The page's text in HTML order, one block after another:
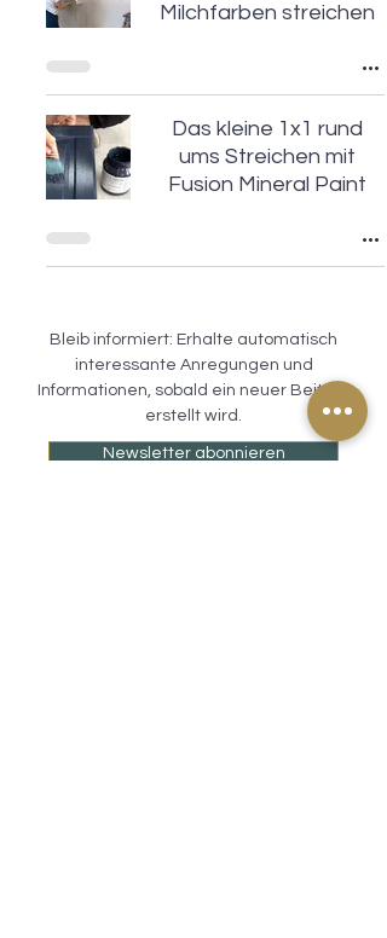
Milchfarben streichen
Das kleine 1x1 rund
ums Streichen mit
Fusion Mineral Paint
Bleib informiert: Erhalte automatisch
interessante Anregungen und
Informationen, sobald ein neuer Beitrag
erstellt wird.
Newsletter abonnieren